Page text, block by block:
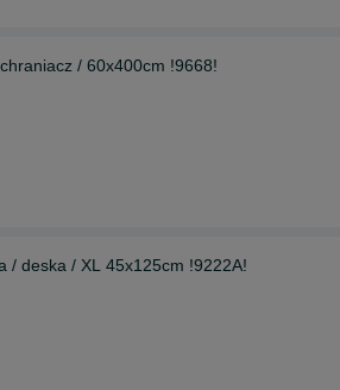
/ 60x400cm !9668!
/ deska / XL 45x125cm !9222A!